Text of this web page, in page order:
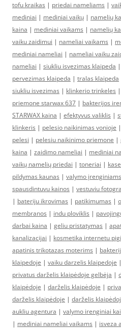
tofu kraikas | priedai nameliams |
mediniai | mediniai vaikų | namelių
kaina | mediniai vaikams | namelių
vaiku zaidimui | nameliai vaikams |
mediniai nameliai | nameliai vaiku
nameliai | siukliu isvezimas klaipeda |
pervezimas klaipeda | tralas klaipeda
siukliu isvezimas | klinkerio trinkeles |
priemone starwax 637 | bakterijos
STARWAX kaina | efektyvus valiklis |
klinkeris | pelesio naikinimas vonioje |
pelesi | pelesiu naikinimo priemone |
kaina | zaidimo nameliai | mediniai
vaikų namelių priedai | toneriai |
pildymas kaunas | valymo įrenginiams
spausdintuvu kainos | vestuviu
| bateriju ikrovimas | patikimumas |
membranos | indu ploviklis |
darbai kaina | geliu pristatymas |
kanalizacijai | kosmetika internetu
apatinis trikotazas moterims |
klaipedoje | vaiku darzelis klaipedoje |
privatus darželis klaipėdoje gelbėja |
klaipėdoje | darželis klaipėdoje |
darželis klaipėdoje | darželis
aukliu agentura | valymo irenginiai
| mediniai nameliai vaikams | isveza